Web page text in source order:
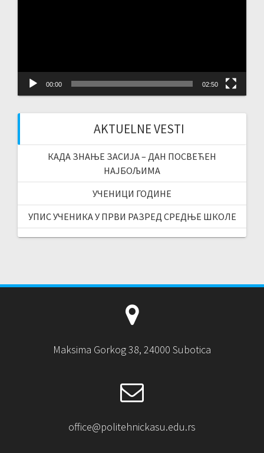
00:00 02:50
AKTUELNE VESTI
КАДА ЗНАЊЕ ЗАСИЈА – ДАН ПОСВЕЋЕН
НАЈБОЉИМА
УЧЕНИЦИ ГОДИНЕ
УПИС УЧЕНИКА У ПРВИ РАЗРЕД СРЕДЊЕ ШКОЛЕ
Maksima Gorkog 38, 24000 Subotica
office@politehnickasu.edu.rs